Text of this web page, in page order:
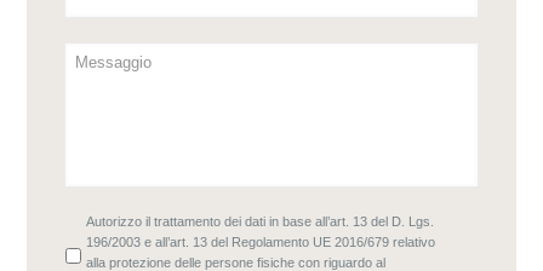
Autorizzo il trattamento dei dati in base all’art. 13 del D. Lgs.
196/2003 e all’art. 13 del Regolamento UE 2016/679 relativo
alla protezione delle persone fisiche con riguardo al